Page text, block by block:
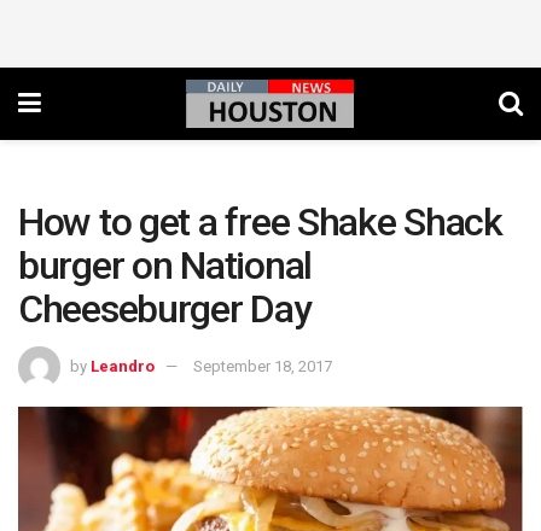
How to get a free Shake Shack
burger on National
Cheeseburger Day
by Leandro September 18, 2017